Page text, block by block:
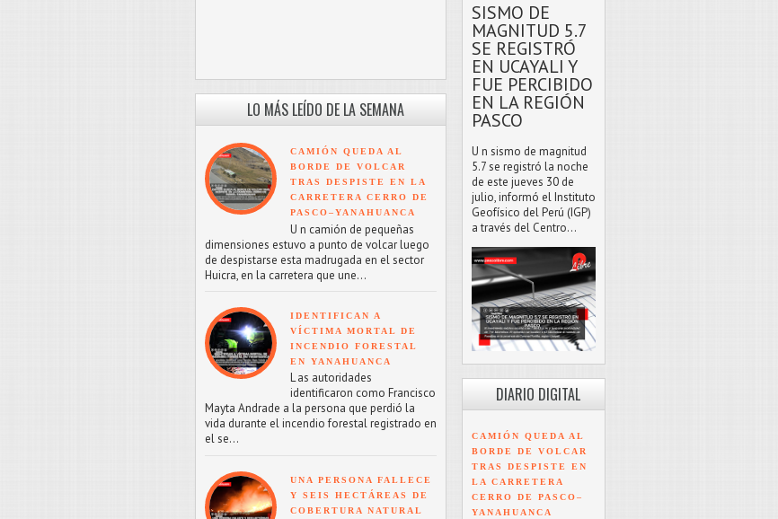
LO MÁS LEÍDO DE LA SEMANA
CAMIÓN QUEDA AL
BORDE DE VOLCAR
TRAS DESPISTE EN LA
CARRETERA CERRO DE
PASCO–YANAHUANCA
U n camión de pequeñas
dimensiones estuvo a punto de volcar luego
de despistarse esta madrugada en el sector
Huicra, en la carretera que une...
IDENTIFICAN A
VÍCTIMA MORTAL DE
INCENDIO FORESTAL
EN YANAHUANCA
L as autoridades
identificaron como Francisco
Mayta Andrade a la persona que perdió la
vida durante el incendio forestal registrado en
el se...
UNA PERSONA FALLECE
Y SEIS HECTÁREAS DE
COBERTURA NATURAL
SISMO DE
MAGNITUD 5.7
SE REGISTRÓ
EN UCAYALI Y
FUE PERCIBIDO
EN LA REGIÓN
PASCO
U n sismo de magnitud
5.7 se registró la noche
de este jueves 30 de
julio, informó el Instituto
Geofísico del Perú (IGP)
a través del Centro...
DIARIO DIGITAL
CAMIÓN QUEDA AL
BORDE DE VOLCAR
TRAS DESPISTE EN
LA CARRETERA
CERRO DE PASCO–
YANAHUANCA